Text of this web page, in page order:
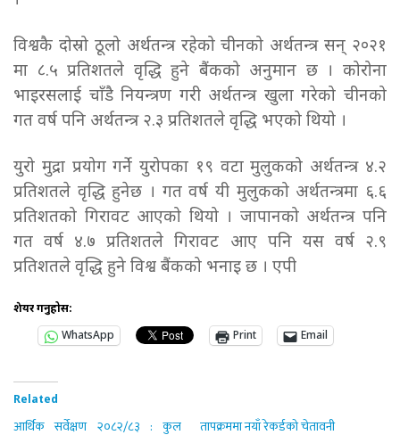
विश्वकै दोस्रो ठूलो अर्थतन्त्र रहेको चीनको अर्थतन्त्र सन् २०२१
मा ८.५ प्रतिशतले वृद्धि हुने बैंकको अनुमान छ । कोरोना
भाइरसलाई चाँडै नियन्त्रण गरी अर्थतन्त्र खुला गरेको चीनको
गत वर्ष पनि अर्थतन्त्र २.३ प्रतिशतले वृद्धि भएको थियो ।
युरो मुद्रा प्रयोग गर्ने युरोपका १९ वटा मुलुकको अर्थतन्त्र ४.२
प्रतिशतले वृद्धि हुनेछ । गत वर्ष यी मुलुकको अर्थतन्त्रमा ६.६
प्रतिशतको गिरावट आएको थियो । जापानको अर्थतन्त्र पनि
गत वर्ष ४.७ प्रतिशतले गिरावट आए पनि यस वर्ष २.९
प्रतिशतले वृद्धि हुने विश्व बैंकको भनाइ छ । एपी
शेयर गर्नुहोस:
WhatsApp
Print Email
Related
आर्थिक सर्वेक्षण २०८२/८३ : कुल तापक्रममा नयाँ रेकर्डको चेतावनी